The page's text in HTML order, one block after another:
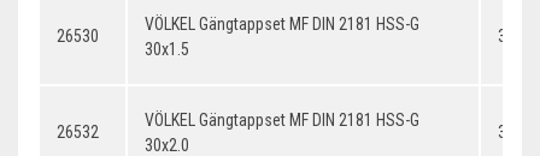
26530
VÖLKEL Gängtappset MF DIN 2181 HSS-G
30x1.5
26532
VÖLKEL Gängtappset MF DIN 2181 HSS-G
30x2.0